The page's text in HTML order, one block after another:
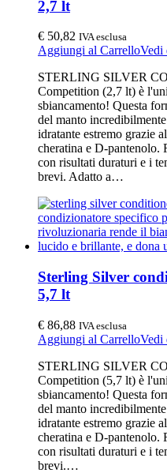
2,7 lt
€ 50,82 IVA esclusa
Aggiungi al CarrelloVedi
STERLING SILVER
Competition (2,7 lt) è
sbiancamento! Questa
del manto
idratante estremo grazie
cheratina e D-pantenolo.
con risultati duraturi e i
brevi. Adatto a…
Sterling Silver
5,7 lt
€ 86,88 IVA esclusa
Aggiungi al CarrelloVedi
STERLING SILVER
Competition (5,7 lt) è
sbiancamento! Questa
del manto
idratante estremo grazie
cheratina e D-pantenolo.
con risultati duraturi e i
brevi.…